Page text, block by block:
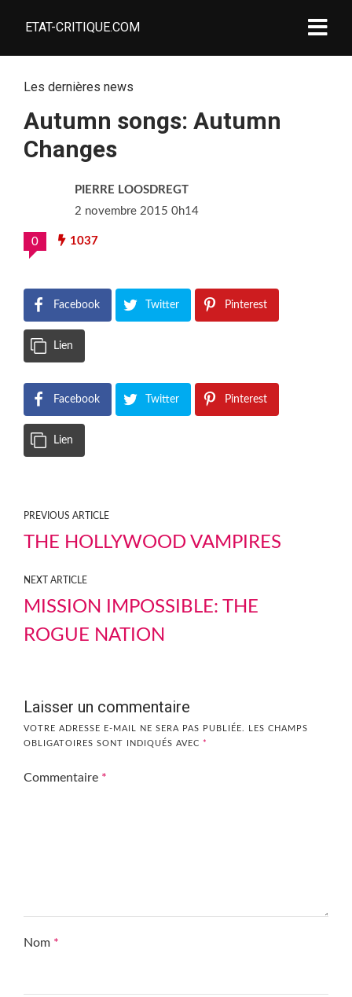
ETAT-CRITIQUE.COM
Les dernières news
Autumn songs: Autumn
Changes
PIERRE LOOSDREGT
2 novembre 2015 0h14
0 1037
Facebook Twitter Pinterest
Lien
Facebook Twitter Pinterest
Lien
PREVIOUS ARTICLE
THE HOLLYWOOD VAMPIRES
NEXT ARTICLE
MISSION IMPOSSIBLE: THE
ROGUE NATION
Laisser un commentaire
VOTRE ADRESSE E-MAIL NE SERA PAS PUBLIÉE.
LES CHAMPS
OBLIGATOIRES SONT INDIQUÉS AVEC *
Commentaire *
Nom *